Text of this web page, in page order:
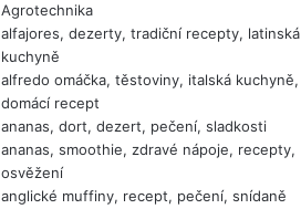
Agrotechnika
alfajores, dezerty, tradiční recepty, latinská
kuchyně
alfredo omáčka, těstoviny, italská kuchyně,
domácí recept
ananas, dort, dezert, pečení, sladkosti
ananas, smoothie, zdravé nápoje, recepty,
osvěžení
anglické muffiny, recept, pečení, snídaně